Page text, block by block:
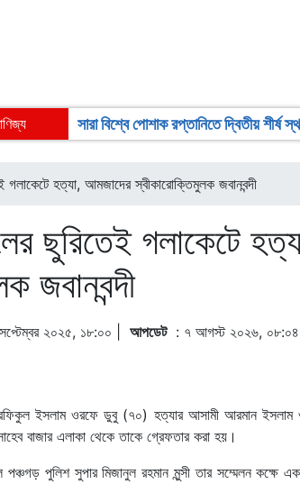
সারা বিশ্বে পোশাক রপ্তানিতে দ্বিতীয় শীর্ষ
গলাকেটে হত্যা, আমজাদের স্বীকারোক্তিমুলক জবানবন্দী
ছুরিতেই গলাকেটে
জবানবন্দী
২০২৫, ১৮:০০ | আপডেট: ৭ আগস্ট ২০২৬, ০৮:০৪
ইসলাম ওরফে ডুবু (৭০) হত্যার আসামী আরমান
বাজার এলাকা থেকে তাকে গ্রেফতার করা হয়।
পঞ্চগড় পুলিশ সুপার মিজানুল রহমান মুন্সী তার সম্মেলন কক্ষে